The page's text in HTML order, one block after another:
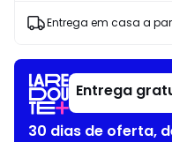
Entrega em casa a
Entrega
30 dias de oferta,